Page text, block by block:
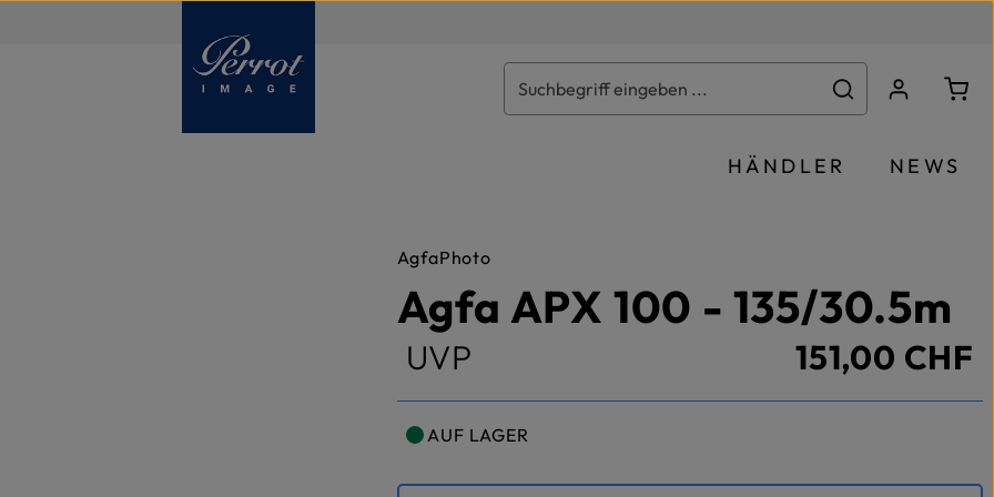
HÄNDLER NEWS
AgfaPhoto
Agfa APX 100 - 135/30.5m
UVP 151,00 CHF
AUF LAGER